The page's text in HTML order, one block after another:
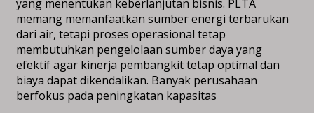
yang menentukan keberlanjutan bisnis. PLTA
memang memanfaatkan sumber energi terbarukan
dari air, tetapi proses operasional tetap
membutuhkan pengelolaan sumber daya yang
efektif agar kinerja pembangkit tetap optimal dan
biaya dapat dikendalikan. Banyak perusahaan
berfokus pada peningkatan kapasitas